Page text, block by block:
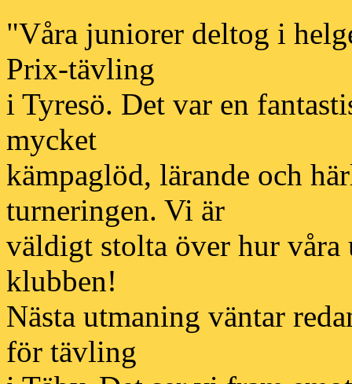
"Våra juniorer deltog i
Prix-tävling
i Tyresö. Det var en
mycket
kämpaglöd, lärande och
turneringen. Vi är
väldigt stolta över hur våra
klubben!
Nästa utmaning väntar
för tävling